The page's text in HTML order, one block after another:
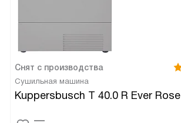
Снят с производства
Сушильная машина
Kuppersbusch T 40.0 R Ever Rose